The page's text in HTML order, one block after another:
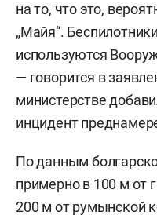
на то, что это,
„Майя“.
используются
— говорится в
министерстве
инцидент
По данным
примерно в 100 м от
200 м от румынской